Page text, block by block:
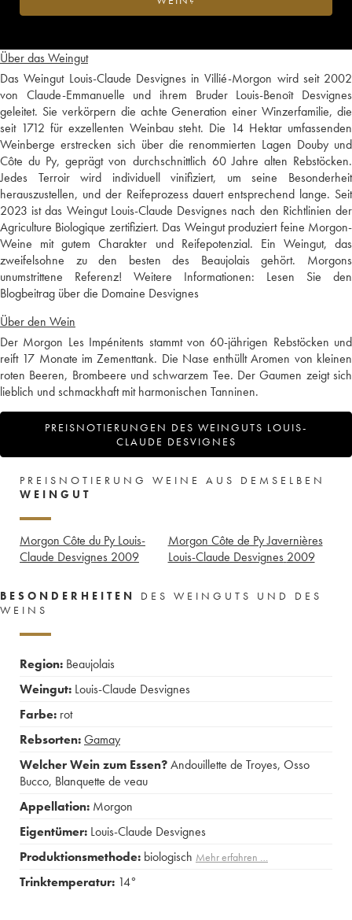
Über das Weingut
Das Weingut Louis-Claude Desvignes in Villié-Morgon wird seit 2002
von Claude-Emmanuelle und ihrem Bruder Louis-Benoît Desvignes
geleitet. Sie verkörpern die achte Generation einer Winzerfamilie, die
seit 1712 für exzellenten Weinbau steht. Die 14 Hektar umfassenden
Weinberge erstrecken sich über die renommierten Lagen Douby und
Côte du Py, geprägt von durchschnittlich 60 Jahre alten Rebstöcken.
Jedes Terroir wird individuell vinifiziert, um seine Besonderheit
herauszustellen, und der Reifeprozess dauert entsprechend lange. Seit
2023 ist das Weingut Louis-Claude Desvignes nach den Richtlinien der
Agriculture Biologique zertifiziert. Das Weingut produziert feine Morgon-
Weine mit gutem Charakter und Reifepotenzial. Ein Weingut, das
zweifelsohne zu den besten des Beaujolais gehört. Morgons
unumstrittene Referenz! Weitere Informationen: Lesen Sie den
Blogbeitrag über die Domaine Desvignes
Über den Wein
Der Morgon Les Impénitents stammt von 60-jährigen Rebstöcken und
reift 17 Monate im Zementtank. Die Nase enthüllt Aromen von kleinen
roten Beeren, Brombeere und schwarzem Tee. Der Gaumen zeigt sich
lieblich und schmackhaft mit harmonischen Tanninen.
PREISNOTIERUNGEN DES WEINGUTS LOUIS-
CLAUDE DESVIGNES
PREISNOTIERUNG WEINE AUS DEMSELBEN
WEINGUT
Morgon Côte du Py Louis-
Claude Desvignes 2009
Morgon Côte de Py Javernières
Louis-Claude Desvignes 2009
BESONDERHEITEN
DES WEINGUTS UND DES
WEINS
Region: Beaujolais
Weingut: Louis-Claude Desvignes
Farbe: rot
Rebsorten:Gamay
Welcher Wein zum Essen?Andouillette de Troyes, Osso
Bucco, Blanquette de veau
Appellation: Morgon
Eigentümer: Louis-Claude Desvignes
Produktionsmethode: biologisch Mehr erfahren …
Trinktemperatur: 14°